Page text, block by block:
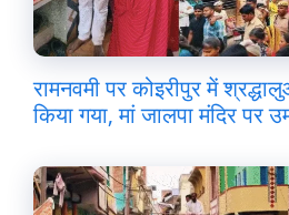
रामनवमी पर कोइरीपुर में
किया गया, मां जालपा मंदिर पर